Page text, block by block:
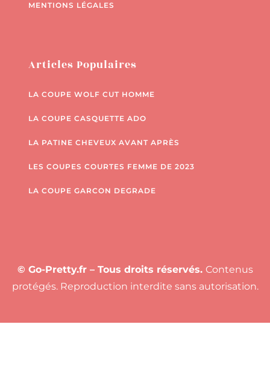
MENTIONS LÉGALES
Articles Populaires
LA COUPE WOLF CUT HOMME
LA COUPE CASQUETTE ADO
LA PATINE CHEVEUX AVANT APRÈS
LES COUPES COURTES FEMME DE 2023
LA COUPE GARCON DEGRADE
© Go-Pretty.fr – Tous droits réservés. Contenus
protégés. Reproduction interdite sans autorisation.